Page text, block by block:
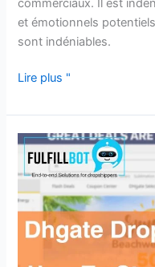
et émotionnels
sont indéniables.
Lire plus "
Le
guide
ultime
du
Dropshipping
Dhgate